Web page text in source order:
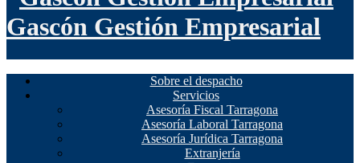
Gascón Gestión Empresarial
Sobre el despacho
Servicios
Asesoría Fiscal Tarragona
Asesoría Laboral Tarragona
Asesoría Jurídica Tarragona
Extranjería